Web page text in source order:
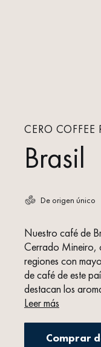
CERO COFFEE
Brasil
De origen único
Nuestro café de
Cerrado Mineiro,
regiones con
de café de este
destacan los
tostada) y cacao.
Leer más
Comprar